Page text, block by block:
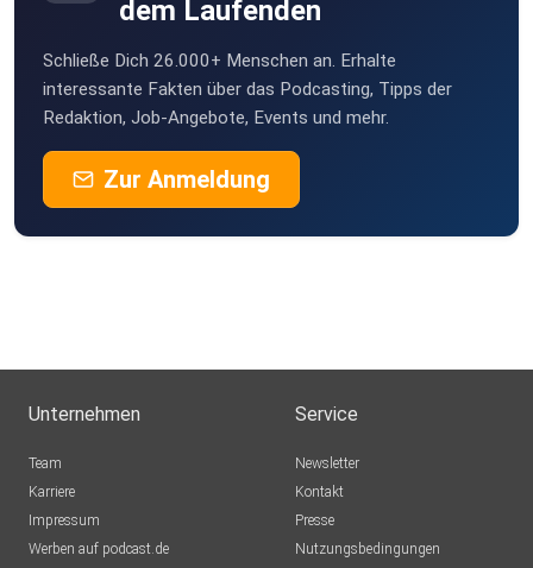
dem Laufenden
Schließe Dich 26.000+ Menschen an. Erhalte
interessante Fakten über das Podcasting, Tipps der
Redaktion, Job-Angebote, Events und mehr.
Zur Anmeldung
Unternehmen
Team
Karriere
Impressum
Werben auf podcast.de
Service
Newsletter
Kontakt
Presse
Nutzungsbedingungen